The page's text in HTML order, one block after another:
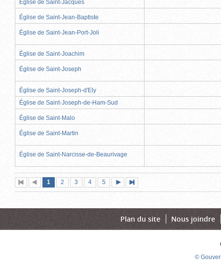
Église de Saint-Jacques
Église de Saint-Jean-Baptiste
Église de Saint-Jean-Port-Joli
Église de Saint-Joachim
Église de Saint-Joseph
Église de Saint-Joseph-d'Ely
Église de Saint-Joseph-de-Ham-Sud
Église de Saint-Malo
Église de Saint-Martin
Église de Saint-Narcisse-de-Beaurivage
Première
page
Page
précédente
Page
1 (page
actuelle)
Page
2 Page
3 Page
4 Page
5
suivante
page
Plan du site Nous joindre
©